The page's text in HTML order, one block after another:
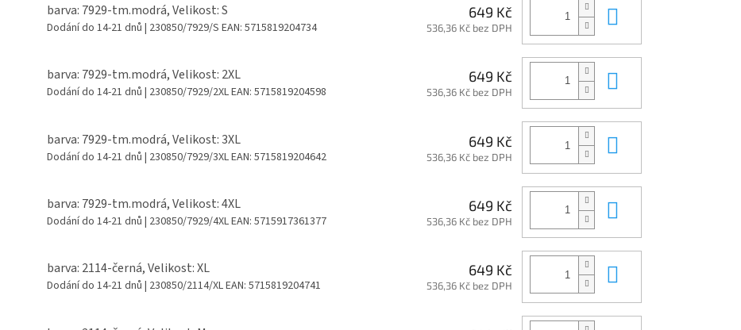
barva: 7929-tm.modrá, Velikost: S
Dodání do 14-21 dnů | 230850/7929/S EAN: 5715819204734
649 Kč
536,36 Kč bez DPH
barva: 7929-tm.modrá, Velikost: 2XL
Dodání do 14-21 dnů | 230850/7929/2XLEAN: 5715819204598
649 Kč
536,36 Kč bez DPH
barva: 7929-tm.modrá, Velikost: 3XL
Dodání do 14-21 dnů | 230850/7929/3XLEAN: 5715819204642
649 Kč
536,36 Kč bez DPH
barva: 7929-tm.modrá, Velikost: 4XL
Dodání do 14-21 dnů | 230850/7929/4XLEAN: 5715917361377
649 Kč
536,36 Kč bez DPH
barva: 2114-černá, Velikost: XL
Dodání do 14-21 dnů | 230850/2114/XLEAN: 5715819204741
649 Kč
536,36 Kč bez DPH